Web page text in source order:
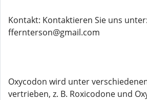
Kontakt: Kontaktieren Sie uns
ffernterson@gmail.com
Oxycodon wird unter
vertrieben, z. B. Roxicodone und